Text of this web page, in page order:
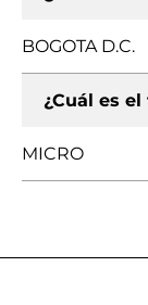
BOGOTA D.C.
¿Cuál es
MICRO